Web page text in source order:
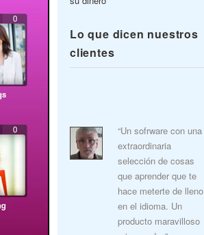
Lo que dicen nuestros
clientes
“Un sofrware con una
extraordinaria
selección de cosas
que aprender que te
hace meterte de lleno
en el idioma. Un
producto maravilloso